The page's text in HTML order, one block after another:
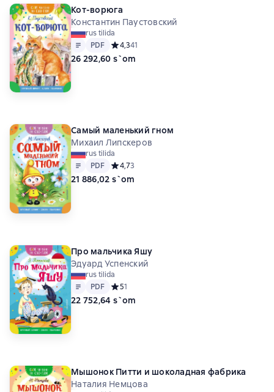
Кот-ворюга
Константин Паустовский
rus tilida
Matn
PDF
PDF Средний рейтинг 4,3 на основе 41 оценок
4,341
26 292,60 s`om
Самый маленький гном
Михаил Липскеров
rus tilida
Matn
PDF
PDF Средний рейтинг 4,7 на основе 3 оценок
4,73
21 886,02 s`om
Про мальчика Яшу
Эдуард Успенский
rus tilida
Matn
PDF
PDF Средний рейтинг 5 на основе 1 оценок
51
22 752,64 s`om
Мышонок Питти и шоколадная фабрика
Наталия Немцова